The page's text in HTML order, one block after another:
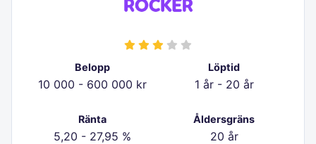
Belopp
10 000 - 600 000 kr
Löptid
1 år - 20 år
Ränta
5,20 - 27,95 %
Åldersgräns
20 år